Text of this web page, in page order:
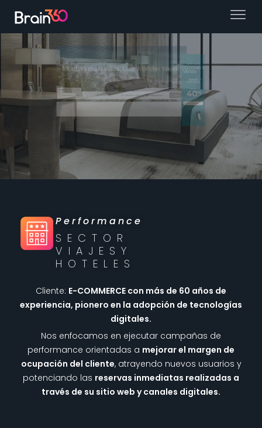
Performance
SECTOR
VIAJES Y
HOTELES
Cliente: E-COMMERCE con más de 60 años de
experiencia, pionero en la adopción de tecnologías
digitales.
Nos enfocamos en ejecutar campañas de
performance orientadas a mejorar el margen de
ocupación del cliente, atrayendo nuevos usuarios y
potenciando las reservas inmediatas realizadas a
través de su sitio web y canales digitales.